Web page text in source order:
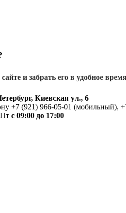
и забрать его в удобное
Киевская ул., 6
+7 (921) 966-05-01 (мобильный),
с 09:00 до 17:00